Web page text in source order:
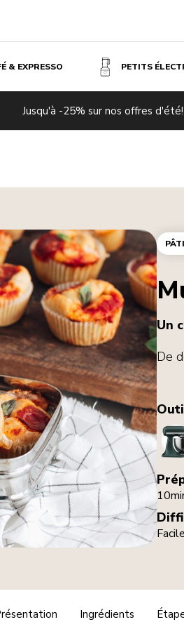
& EXPRESSO PETITS
Jusqu'à -25% sur nos offres d'été!
Un
De
Facile
Ingrédients